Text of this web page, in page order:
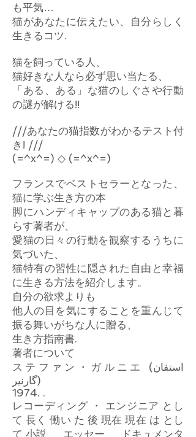
も平気…
猫があなたに伝えたい、自分らしく
生きるコツ.
猫を飼っている人、
猫好きな人なら必ず思い当たる、
「ある、ある」な猫のしぐさや行動
の謎が解ける!!
///あなたの猫指数がわかるテスト付
き! ///
(=^x^=) ◇ (=^x^=)
フランスでベストセラーとなった、
猫に学ぶ生き方の本
脚にハンディキャップのある猫と暮
らす著者が、
愛猫の日々の行動を観察するうちに
気づいた、
猫特有の習性に隠された自由と幸福
に生きる方法を紹介します。
自分の欲求よりも
他人の目を気にすることを重んじて
振る舞いがちな人に贈る、
生き方指南書.
著者について
ステファン・ガルニエ (استفان
گارنیر)
1974. .
レコーディング ・ エンジニア とし
て 長く 働い た 後 現在 現在 は とし
て 小説 、 エッセー 、 ドキュメンタ